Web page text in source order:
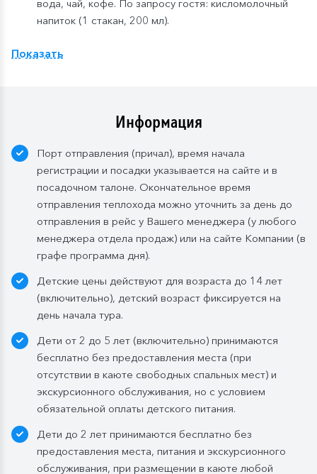
вода, чай, кофе. По запросу гостя: кисломолочный
напиток (1 стакан, 200 мл).
ресторане «Нева» на шлюпочной палу
тариф предусмотрен по умолчанию.
элементами шведского стола. Включены напитки
без ограничения: вода, сок, чай, кофе. В рейсах до
4-х дней при ранней высадке в день прибытия
завтрак континентальный;
заказная система питания, выбор блюд со 2-
го дня круиза. Включены напитки без ограничения:
Ужин:
заказная система питания, выбор блюд со 2-
напиток (1 стакан, 200 мл). На выбор: вино красное /
белое / игристое (1 бокал, 125 мл) / водка (1
Бутилированная вода в каюте:
Каюты класса «Люкс» и «Полулюкс»:
ежедневное пополнение — 1 бутылка (0,5 л.) в день;
Стандартные каюты:
день посадки:
Показать
Информация
Порт отправления (причал), время начала
регистрации и посадки указывается на сайте и в
посадочном талоне. Окончательное время
отправления теплохода можно уточнить за день до
отправления в рейс у Вашего менеджера (у любого
менеджера отдела продаж) или на сайте Компании (в
графе программа дня).
Детские цены действуют для возраста до 14 лет
(включительно), детский возраст фиксируется на
день начала тура.
Дети от 2 до 5 лет (включительно) принимаются
бесплатно без предоставления места (при
отсутствии в каюте свободных спальных мест) и
экскурсионного обслуживания, но с условием
обязательной оплаты детского питания.
Дети до 2 лет принимаются бесплатно без
предоставления места, питания и экскурсионного
обслуживания, при размещении в каюте любой